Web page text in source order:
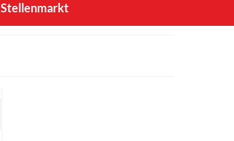
Stellenmarkt